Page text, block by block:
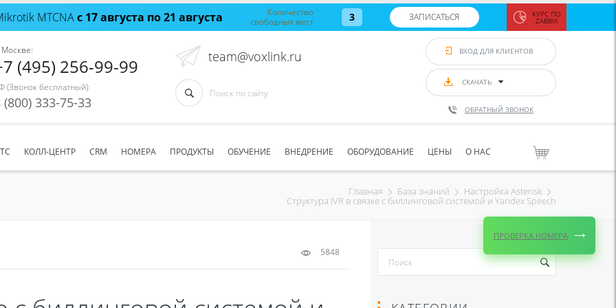
MTCNAс 17 августа по 21 августа
Количество
свободных мест
3 ЗАПИСАТЬСЯ КУРС ПО
ZABBIX
ВХОД ДЛЯ КЛИЕНТОВ
СКАЧАТЬ
ОБРАТНЫЙ ЗВОНОК
(495) 256-99-99
(Звонок бесплатный):
(800) 333-75-33
team@voxlink.ru
КОЛЛ-ЦЕНТР CRM НОМЕРА ПРОДУКТЫ ОБУЧЕНИЕ ВНЕДРЕНИЕ ОБОРУДОВАНИЕ ЦЕНЫ О НАС
Главная База знаний Настройка Asterisk
Структура IVR в связке с биллинговой системой и Yandex Speech
5848
ПРОВЕРКА НОМЕРА